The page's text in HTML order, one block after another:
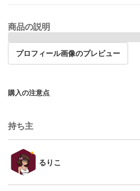
商品の説明
プロフィール画像のプレビュー
購入の注意点
持ち主
るりこ